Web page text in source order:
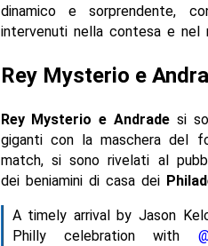
dinamico e sorprendente,
intervenuti nella contesa e
Rey Mysterio e
Rey Mysterio e Andradesi
giganti con la maschera del
match, si sono rivelati al
dei beniamini di casa dei
A timely arrival by Jason
Philly celebration with